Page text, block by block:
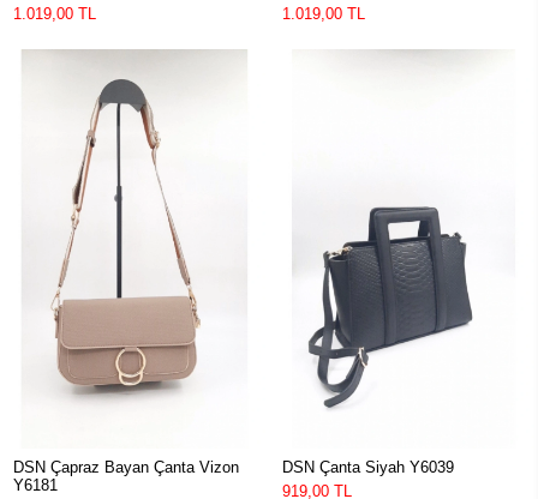
1.019,00 TL
1.019,00 TL
DSN Çapraz Bayan Çanta Vizon
Y6181
DSN Çanta Siyah Y6039
919,00 TL